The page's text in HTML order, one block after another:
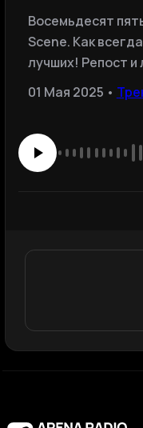
Восемьдесят
Scene. Как
лучших! Репост и
01 Мая 2025 •